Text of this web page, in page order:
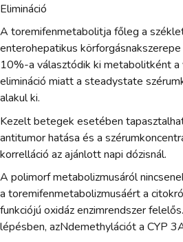
Elimináció
A toremifenmetabolitja főleg a
enterohepatikus
10%-a választódik ki metabolitként a
elimináció miatt a steadystate
alakul ki.
Kezelt betegek esetében
antitumor hatása és a
korrelláció az ajánlott napi dózisnál.
A polimorf metabolizmusáról
a toremifenmetabolizmusáért a
funkciójú oxidáz enzimrendszer
lépésben, azNdemethylációt a CYP